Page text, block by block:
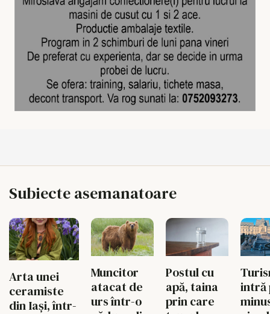
Subiecte asemanatoare
Arta unei
ceramiste
din Iași, într-
Muncitor
atacat de
urs într-o
Postul cu
apă, taina
prin care
intră